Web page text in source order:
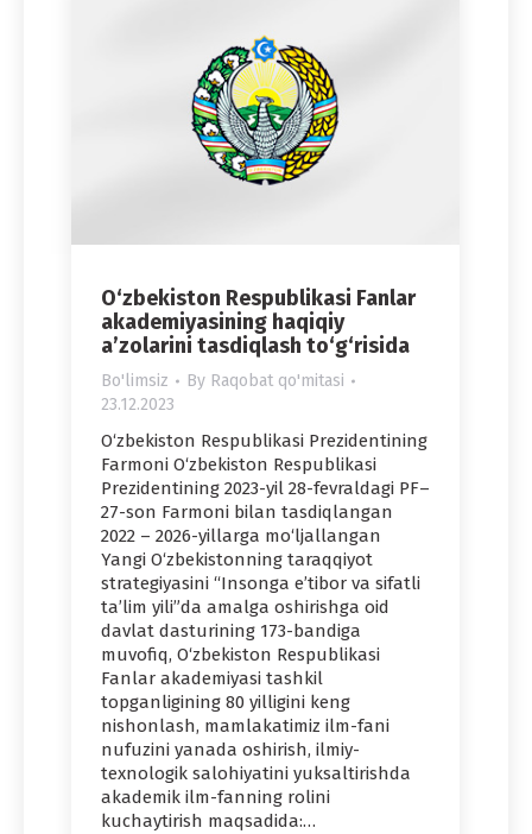
O‘zbekiston Respublikasi Fanlar
akademiyasining haqiqiy
a’zolarini tasdiqlash to‘g‘risida
Bo'limsiz By Raqobat qo'mitasi
23.12.2023
O‘zbekiston Respublikasi Prezidentining
Farmoni O‘zbekiston Respublikasi
Prezidentining 2023-yil 28-fevraldagi PF–
27-son Farmoni bilan tasdiqlangan
2022 – 2026-yillarga mo‘ljallangan
Yangi O‘zbekistonning taraqqiyot
strategiyasini “Insonga e’tibor va sifatli
ta’lim yili”da amalga oshirishga oid
davlat dasturining 173-bandiga
muvofiq, O‘zbekiston Respublikasi
Fanlar akademiyasi tashkil
topganligining 80 yilligini keng
nishonlash, mamlakatimiz ilm-fani
nufuzini yanada oshirish, ilmiy-
texnologik salohiyatini yuksaltirishda
akademik ilm-fanning rolini
kuchaytirish maqsadida:…